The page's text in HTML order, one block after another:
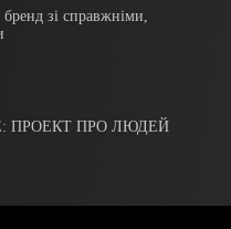
зі справжніми,
ПРОЕКТ ПРО ЛЮДЕЙ